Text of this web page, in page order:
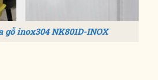
gỗ inox304 NK801D-INOX